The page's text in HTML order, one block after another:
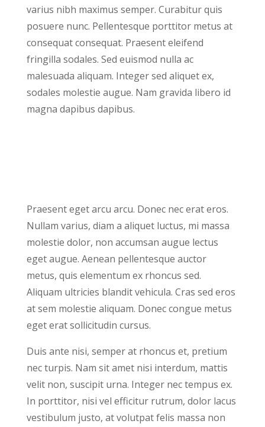
varius nibh maximus semper. Curabitur quis
posuere nunc. Pellentesque porttitor metus at
consequat consequat. Praesent eleifend
fringilla sodales. Sed euismod nulla ac
malesuada aliquam. Integer sed aliquet ex,
sodales molestie augue. Nam gravida libero id
magna dapibus dapibus.
Praesent eget arcu arcu. Donec nec erat eros.
Nullam varius, diam a aliquet luctus, mi massa
molestie dolor, non accumsan augue lectus
eget augue. Aenean pellentesque auctor
metus, quis elementum ex rhoncus sed.
Aliquam ultricies blandit vehicula. Cras sed eros
at sem molestie aliquam. Donec congue metus
eget erat sollicitudin cursus.
Duis ante nisi, semper at rhoncus et, pretium
nec turpis. Nam sit amet nisi interdum, mattis
velit non, suscipit urna. Integer nec tempus ex.
In porttitor, nisi vel efficitur rutrum, dolor lacus
vestibulum justo, at volutpat felis massa non